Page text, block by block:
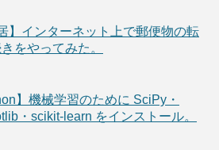
】インターネット上で郵便物の転
をやってみた。
】機械学習のために SciPy・
・scikit-learn をインストール。